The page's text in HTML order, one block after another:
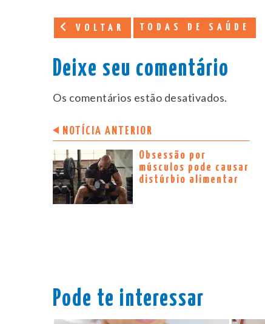
VOLTAR TODAS DE SAÚDE
Deixe seu comentário
Os comentários estão desativados.
NOTÍCIA ANTERIOR
Obsessão por
músculos pode causar
distúrbio alimentar
Pode te interessar